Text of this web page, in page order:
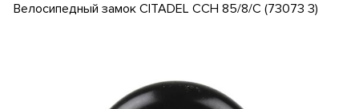
Велосипедный замок CITADEL CCH 85/8/C (73073 3)